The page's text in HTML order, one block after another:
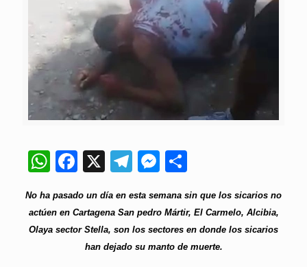
WhatsApp
Facebook
X Telegram
Messenger
No ha pasado un día en esta semana sin que los sicarios no
actúen en Cartagena San pedro Mártir, El Carmelo, Alcibia,
Olaya sector Stella, son los sectores en donde los sicarios
han dejado su manto de muerte.